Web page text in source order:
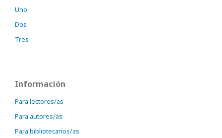
Uno
Dos
Tres
Información
Para lectores/as
Para autores/as
Para bibliotecarios/as